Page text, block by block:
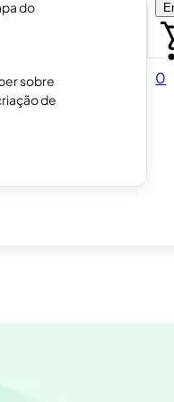
do
sobre
de
0
o seu site.
de sites com IA